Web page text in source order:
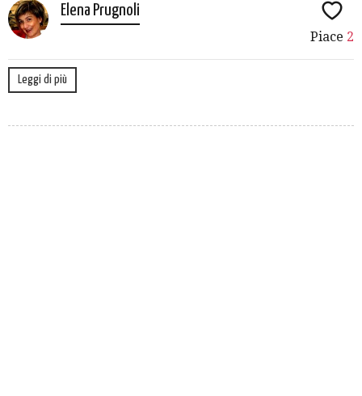
Elena Prugnoli
Piace 2
Leggi di più